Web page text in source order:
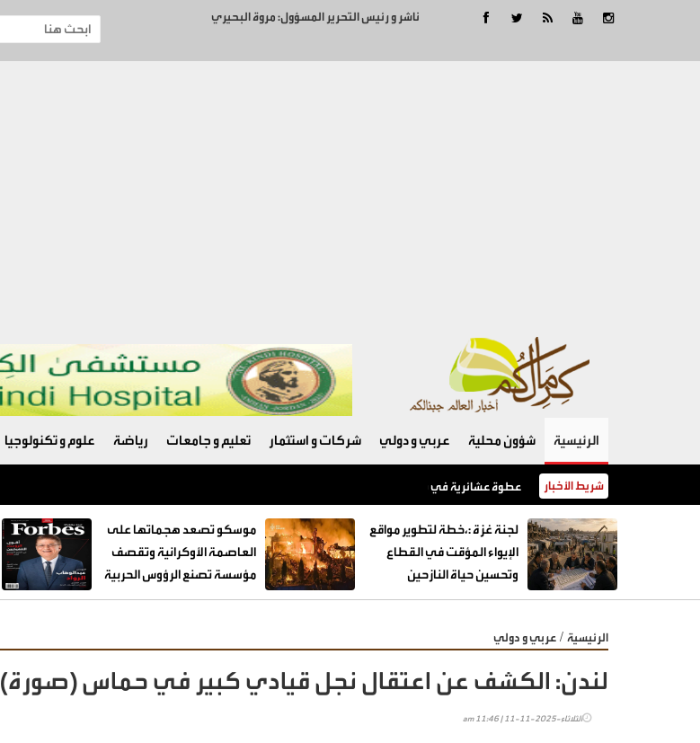
ناشر و رئيس التحرير المسؤول: مروة البحيري
الرئيسية شؤون محلية عربي و دولي شركات و استثمار تعليم و جامعات رياضة علوم و تكنولوجيا
شريط الأخبار عطوة عشائرية في قضية مقتل ماجدة العجارمة.. وعودة 200 شخص
لجنة غزة :،خطة لتطوير مواقع
الإيواء المؤقت في القطاع
وتحسين حياة النازحين
موسكو تصعد هجماتها على
العاصمة الأوكرانية وتقصف
مؤسسة تصنع الرؤوس الحربية
الرئيسية / عربي و دولي
لندن: الكشف عن اعتقال نجل قيادي كبير في حماس (صورة)
الثلاثاء-2025-11-11 | 11:46 am